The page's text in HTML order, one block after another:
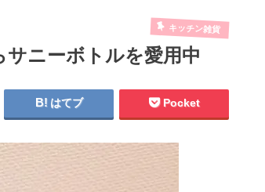
キッチン雑貨
ニーボトルを愛用中
はてブ Pocket